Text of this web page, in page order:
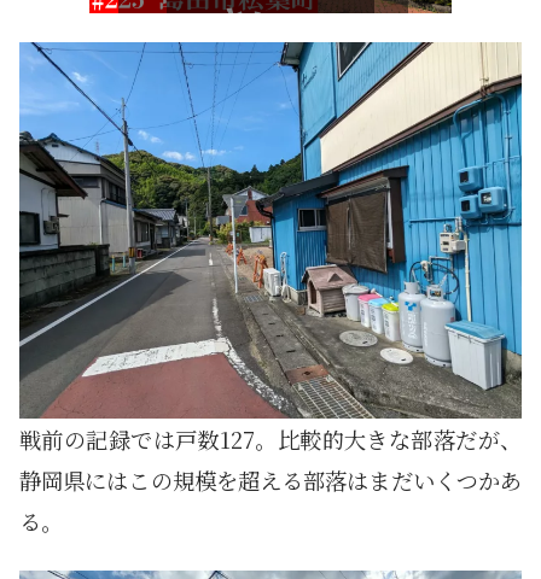
戦前の記録では戸数127。比較的大きな部落だが、
静岡県にはこの規模を超える部落はまだいくつかあ
る。